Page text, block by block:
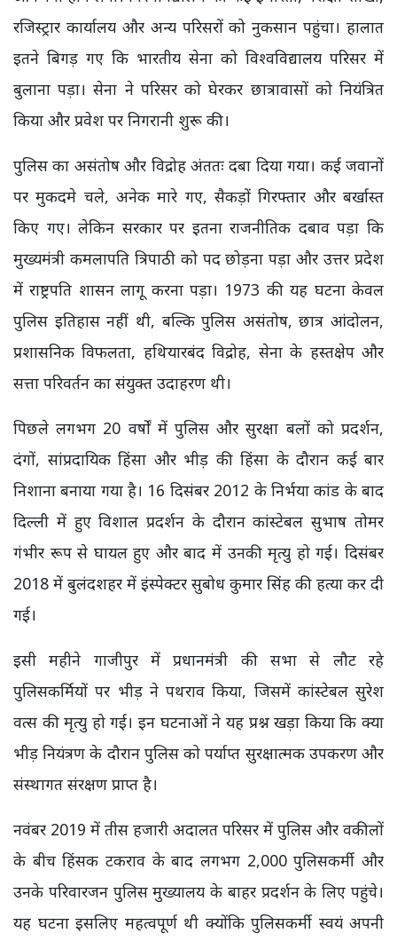
रजिस्ट्रार कार्यालय और अन्य परिसरों को नुकसान पहुंचा। हालात
इतने बिगड़ गए कि भारतीय सेना को विश्वविद्यालय परिसर में
बुलाना पड़ा। सेना ने परिसर को घेरकर छात्रावासों को नियंत्रित
किया और प्रवेश पर निगरानी शुरू की।
पुलिस का असंतोष और विद्रोह अंततः दबा दिया गया। कई जवानों
पर मुकदमे चले, अनेक मारे गए, सैकड़ों गिरफ्तार और बर्खास्त
किए गए। लेकिन सरकार पर इतना राजनीतिक दबाव पड़ा कि
मुख्यमंत्री कमलापति त्रिपाठी को पद छोड़ना पड़ा और उत्तर प्रदेश
में राष्ट्रपति शासन लागू करना पड़ा। 1973 की यह घटना केवल
पुलिस इतिहास नहीं थी, बल्कि पुलिस असंतोष, छात्र आंदोलन,
प्रशासनिक विफलता, हथियारबंद विद्रोह, सेना के हस्तक्षेप और
सत्ता परिवर्तन का संयुक्त उदाहरण थी।
पिछले लगभग 20 वर्षों में पुलिस और सुरक्षा बलों को प्रदर्शन,
दंगों, सांप्रदायिक हिंसा और भीड़ की हिंसा के दौरान कई बार
निशाना बनाया गया है। 16 दिसंबर 2012 के निर्भया कांड के बाद
दिल्ली में हुए विशाल प्रदर्शन के दौरान कांस्टेबल सुभाष तोमर
गंभीर रूप से घायल हुए और बाद में उनकी मृत्यु हो गई। दिसंबर
2018 में बुलंदशहर में इंस्पेक्टर सुबोध कुमार सिंह की हत्या कर दी
गई।
इसी महीने गाजीपुर में प्रधानमंत्री की सभा से लौट रहे
पुलिसकर्मियों पर भीड़ ने पथराव किया, जिसमें कांस्टेबल सुरेश
वत्स की मृत्यु हो गई। इन घटनाओं ने यह प्रश्न खड़ा किया कि क्या
भीड़ नियंत्रण के दौरान पुलिस को पर्याप्त सुरक्षात्मक उपकरण और
संस्थागत संरक्षण प्राप्त है।
नवंबर 2019 में तीस हजारी अदालत परिसर में पुलिस और वकीलों
के बीच हिंसक टकराव के बाद लगभग 2,000 पुलिसकर्मी और
उनके परिवारजन पुलिस मुख्यालय के बाहर प्रदर्शन के लिए पहुंचे।
यह घटना इसलिए महत्वपूर्ण थी क्योंकि पुलिसकर्मी स्वयं अपनी